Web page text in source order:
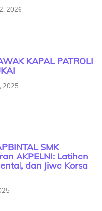
2026
KAPAL PATROLI
2025
SMK
AKPELNI: Latihan
dan Jiwa Korsa